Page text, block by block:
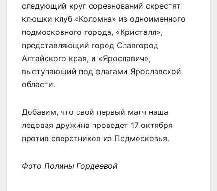
следующий круг соревнований скрестят
клюшки клуб «Коломна» из одноименного
подмосковного города, «Кристалл»,
представляющий город Славгород
Алтайского края, и «Ярославич»,
выступающий под флагами Ярославской
области.
Добавим, что свой первый матч наша
ледовая дружина проведет 17 октября
против сверстников из Подмосковья.
Фото Полины Гордеевой